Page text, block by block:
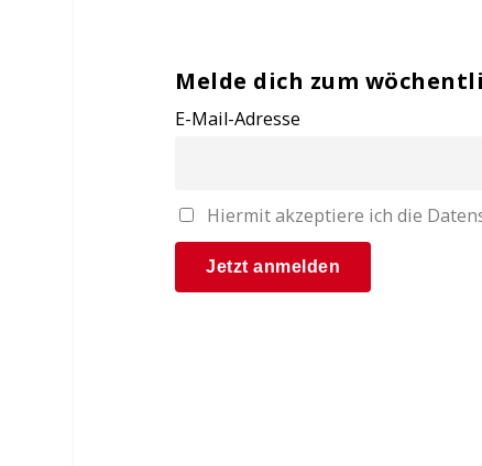
Melde dich zum
E-Mail-Adresse
Hiermit akzeptiere ich die